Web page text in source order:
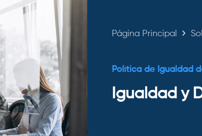
Página Principal
Política de Igualdad
Igualdad y